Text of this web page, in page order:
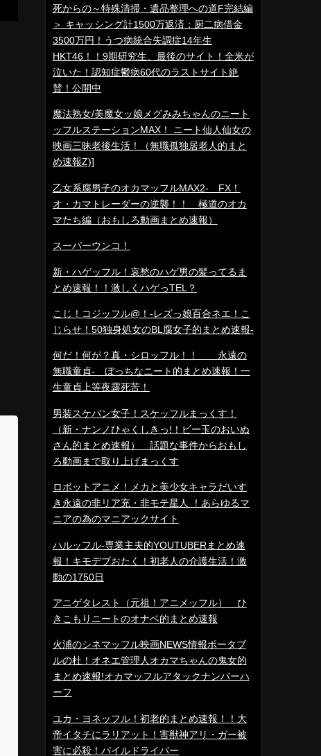
死からの～特殊清掃・遺品整理への道F完結編
＞ キャッシング計1500万返済：厨二病借金
3500万円！うつ病統合失調症14年生
HKT46！！9期研究生、最後のサイト！全米が
泣いた！認知症鬱病60代のラストサイト絶
賛！公開中
魔法熟女/美魔女ッ娘メグみみちゃんのニート
ッフルステーションMAX！ ニート仙人仙女の
映画三昧老後生活！（無職孤独居老人的まと
め速報Z)]
乙女系腐男子のオカマッフルMAX2- FX！
オ・カマトレーダーの逆襲！！ 極道のオカ
マたち編（おもしろ動画まとめ速報）
スーパーウンコ！
新・ハゲッフル！哀愁のハゲ男の髪ってるま
とめ速報！！激しくハゲっTEL？
こじ！コジッフル@！-レズっ娘百合ネエ！こ
じらせ！50独身処女のBL腐女子的まとめ速報-
何だ！何が？真・シロッフル！！ 永遠の
無職童貞- ぼっちなニート的まとめ速報！一
生童貞上等夜露死苦！
男装スケバン女子！スケッフルまっくす！
（新・ナンノひゃくしきっ!！ビー玉のおいぬ
さん的まとめ速報） 話題な事件からおもし
ろ動画まで取り上げまっくす
ロボットアニメ！メカと美少女キャラだいす
き永遠の非リア充・非モテ星人 ！あらゆるマ
ニアの為のマニアックサイト
ハルッフル-専業主夫的YOUTUBERまとめ速
報！キモデブおたく！初老人の介護生活！激
動の1750日
アニゲタレスト（元祖！アニメッフル） ひ
きこもりニートのオナベ的まとめ速報
火浦のシネマッフル映画NEWS情報ポータブ
ルの杜！オネエ管理人オカマちゃんの鬼女的
まとめ速報!オカマッフルアタックナンバーハ
ーフ
ユカ・ヨネッフル！初老的まとめ速報！！大
帝イタチにラリアット！害獣神アリ・ガー被
害に必殺！パイルドライバー